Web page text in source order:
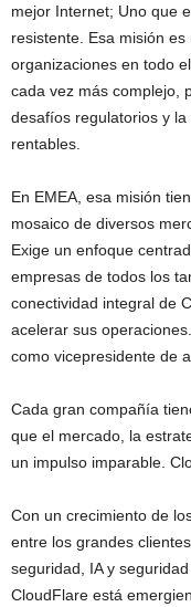
mejor Internet; Uno que
resistente. Esa misión
organizaciones en todo
cada vez más complejo,
desafíos regulatorios y
rentables.
En EMEA, esa misión
mosaico de diversos
Exige un enfoque
empresas de todos los
conectividad integral de
acelerar sus
como vicepresidente de
Cada gran compañía
que el mercado, la
un impulso imparable.
Con un crecimiento de
entre los grandes
seguridad, IA y
CloudFlare está